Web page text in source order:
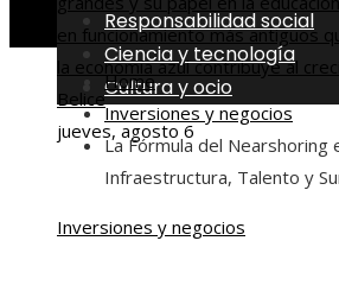
en funcionamiento más antiguos
la economía azul contribuye al
Belice
jueves, agosto 6
Responsabilidad social
Ciencia y tecnología
Cultura y ocio
Home
Inversiones y negocios
La Fórmula del Nearshoring
Infraestructura, Talento y
Inversiones y negocios